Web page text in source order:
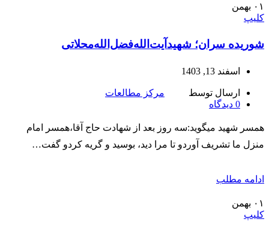
۰۱ بهمن
کلیپ
شوريده سران؛ شهیدآیت‌الله‌فضل‌الله‌محلاتی
اسفند 13, 1403
ارسال توسط
مرکز مطالعات
0 دیدگاه
همسر شهید میگوید:سه روز بعد از شهادت حاج آقا،همسر امام
منزل ما تشریف آوردو تا مرا دید، بوسید و گریه کردو گفت…
ادامه مطلب
۰۱ بهمن
کلیپ